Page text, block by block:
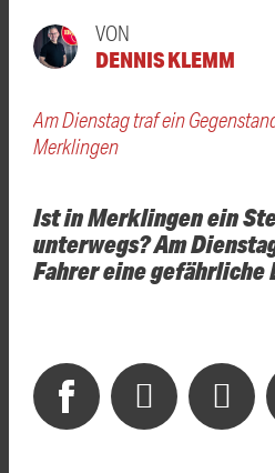
VON
DENNIS KLEMM
Am Dienstag traf ein
Merklingen
Ist in Merklingen ein
unterwegs? Am
Fahrer eine gefährliche